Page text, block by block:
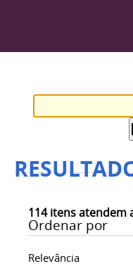
114itens atendem
Ordenar por
Relevância